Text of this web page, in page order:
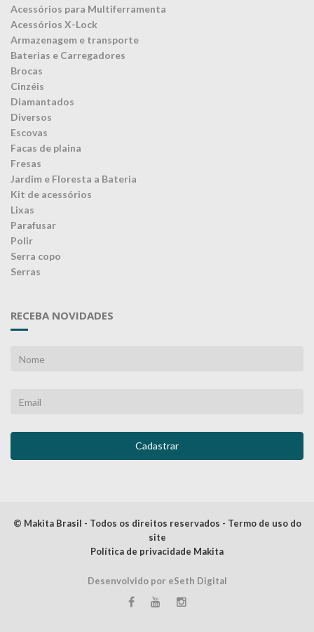
Acessórios para Multiferramenta
Acessórios X-Lock
Armazenagem e transporte
Baterias e Carregadores
Brocas
Cinzéis
Diamantados
Diversos
Escovas
Facas de plaina
Fresas
Jardim e Floresta a Bateria
Kit de acessórios
Lixas
Parafusar
Polir
Serra copo
Serras
RECEBA NOVIDADES
© Makita Brasil - Todos os direitos reservados - Termo de uso do
site
Política de privacidade Makita
Desenvolvido por eSeth Digital